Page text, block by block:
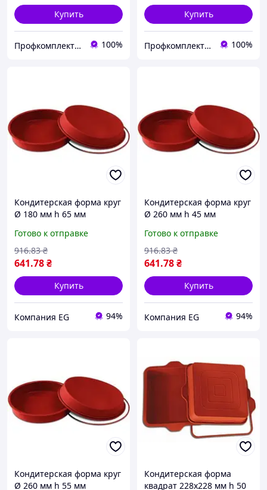
Купить
Профкомплект - Сервис 100%
Купить
Профкомплект - Сервис 100%
Кондитерская форма круг
Ø 180 мм h 65 мм
Готово к отправке
641.78₴
916.83 ₴
Купить
Компания EG 94%
Кондитерская форма круг
Ø 260 мм h 45 мм
Готово к отправке
641.78₴
916.83 ₴
Купить
Компания EG 94%
Кондитерская форма круг
Ø 260 мм h 55 мм
Кондитерская форма
квадрат 228х228 мм h 50